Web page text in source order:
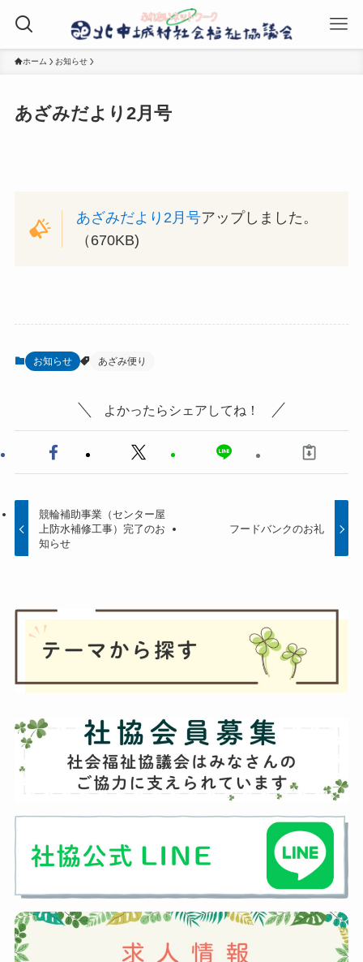
ホーム お知らせ
あざみだより2月号
あざみだより2月号アップしました。
（670KB)
お知らせ あざみ便り
よかったらシェアしてね！
競輪補助事業（センター屋
上防水補修工事）完了のお
知らせ
フードバンクのお礼